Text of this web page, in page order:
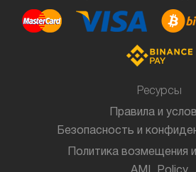
Ресурсы
Правила и
Безопасность и
Политика возмещения